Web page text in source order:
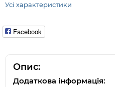
Усі характеристики
Facebook
Опис:
Додаткова інформація: